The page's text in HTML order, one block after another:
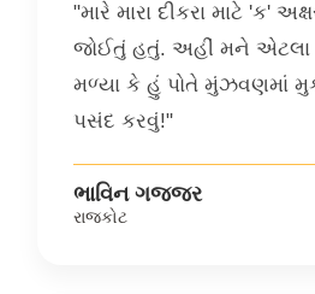
"મારે મારા દીકરા માટે 'ક'
જોઈતું હતું. અહીં મને એટલા
મળ્યા કે હું પોતે મુંઝવણમાં
પસંદ કરવું!"
ભાવિન ગજ્જર
રાજકોટ